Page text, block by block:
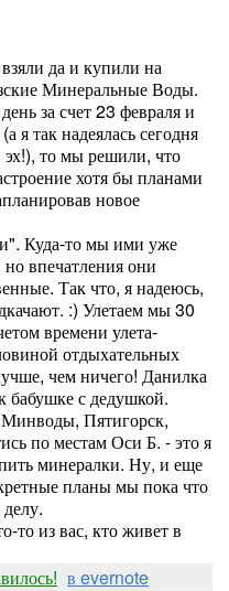
да и купили на
Минеральные Воды.
за счет 23 февраля и
я так надеялась сегодня
эх!), то мы решили, что
хотя бы планами
новое
Куда-то мы ими уже
впечатления они
Так что, я надеюсь,
:) Улетаем мы 30
времени улета-
отдыхательных
чем ничего! Данилка
бабушке с дедушкой.
Пятигорск,
по местам Оси Б. - это я
минералки. Ну, и еще
планы мы пока что
то из вас, кто живет в
в evernote